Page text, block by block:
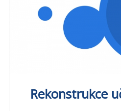
Rekonstrukce